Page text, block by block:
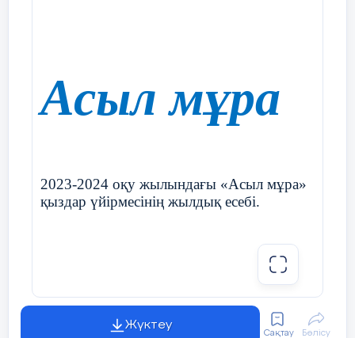
Асыл мұра
2023-2024 оқу жылындағы «Асыл мұра»
қыздар үйірмесінің жылдық есебі.
Жүктеу
Сақтау Бөлісу